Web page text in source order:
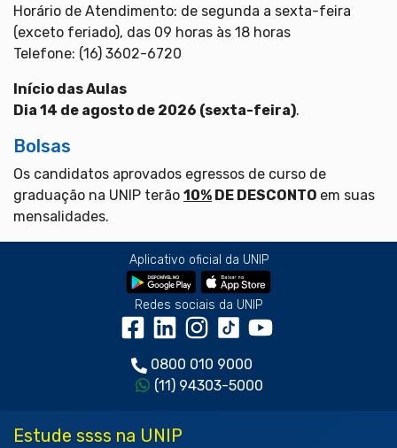
Horário de Atendimento: de segunda a sexta-feira
(exceto feriado), das 09 horas às 18 horas
Telefone: (16) 3602-6720
Início das Aulas
Dia 14 de agosto de 2026 (sexta-feira).
Bolsas
Os candidatos aprovados egressos de curso de
graduação na UNIP terão 10% DE DESCONTO em suas
mensalidades.
Aplicativo oficial da UNIP
Redes sociais da UNIP
0800 010 9000
(11) 94303-5000
Estude ssss na UNIP